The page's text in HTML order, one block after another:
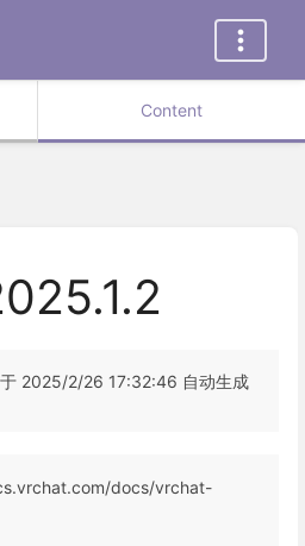
Content
2025/2/26 17:32:46 自动生成
docs/vrchat-